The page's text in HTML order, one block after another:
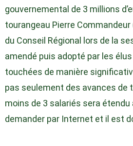
gouvernemental de 3 millions
tourangeau Pierre Commandeur
du Conseil Régional lors de la
amendé puis adopté par les
touchées de manière
pas seulement des avances de
moins de 3 salariés sera étendu
demander par Internet et il est